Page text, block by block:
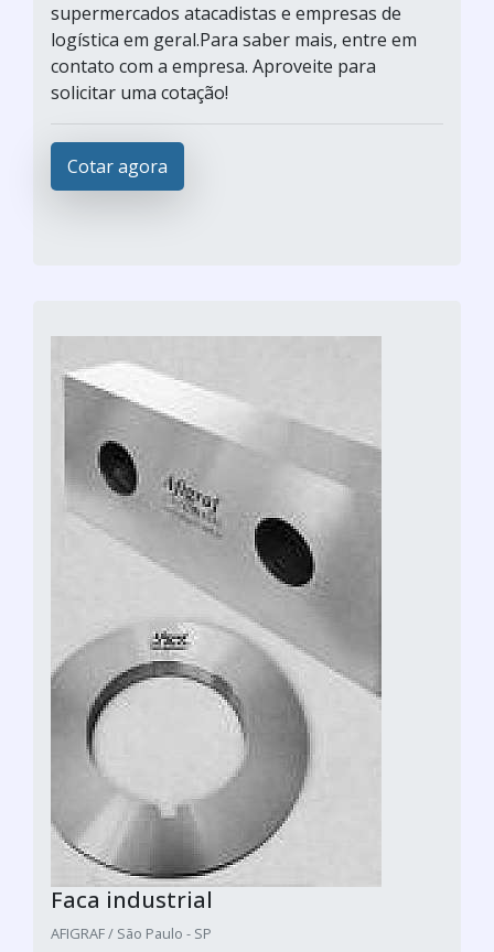
supermercados atacadistas e empresas de
logística em geral.Para saber mais, entre em
contato com a empresa. Aproveite para
solicitar uma cotação!
Cotar agora
Faca industrial
AFIGRAF / São Paulo - SP